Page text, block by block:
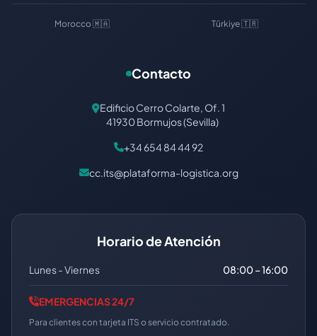
Morocco 🇲🇦 Türkiye 🇹🇷
Contacto
Edificio Cerro Colarte, Of. 1
41930 Bormujos (Sevilla)
+34 654 84 44 92
cc.its@plataforma-logistica.org
Horario de Atención
Lunes - Viernes 08:00 – 16:00
EMERGENCIAS 24/7
Para clientes con tarjeta ITS o servicio contratado.